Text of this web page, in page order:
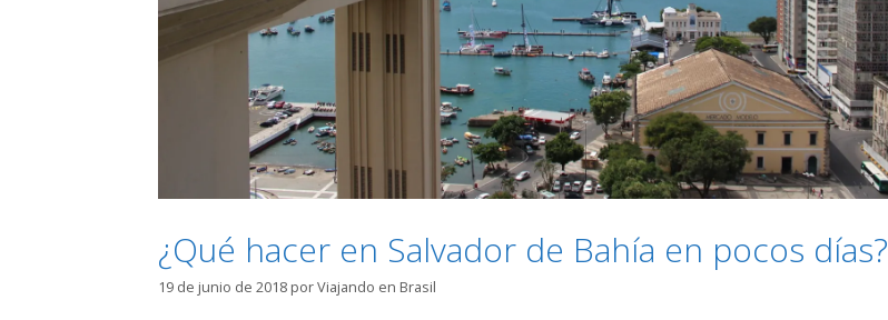
¿Qué hacer en Salvador de Bahía en pocos días?
19 de junio de 2018 porViajando en Brasil